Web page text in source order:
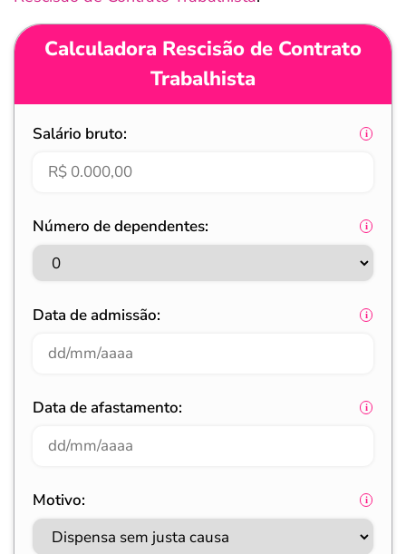
Calculadora Rescisão de Contrato
Trabalhista
Salário bruto:
Número de dependentes:
Data de admissão:
Data de afastamento:
Motivo: